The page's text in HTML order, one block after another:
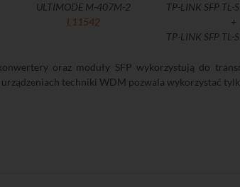
ULTIMODE M-407M-2
L11542
TP-LINK SFP TL-
+
TP-LINK SFP TL-
oraz moduły SFP wykorzystują do
techniki WDM pozwala wykorzystać